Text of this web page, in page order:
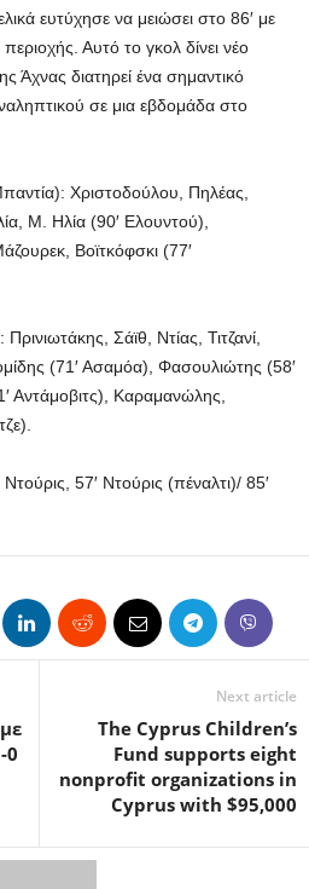
ευτύχησε να μειώσει στο 86′ με
Αυτό το γκολ δίνει νέο
Άχνας διατηρεί ένα σημαντικό
σε μια εβδομάδα στο
Χριστοδούλου, Πηλέας,
Μ. Ηλία (90′ Ελουντού),
Βοϊτκόφσκι (77′
Σάϊθ, Ντίας, Τιτζανί,
(71′ Ασαμόα), Φασουλιώτης (58′
Αντάμοβιτς), Καραμανώλης,
57′ Ντούρις (πέναλτι)/ 85′
0
Next article
The Cyprus Children’s
Fund supports eight
nonprofit organizations in
Cyprus with $95,000